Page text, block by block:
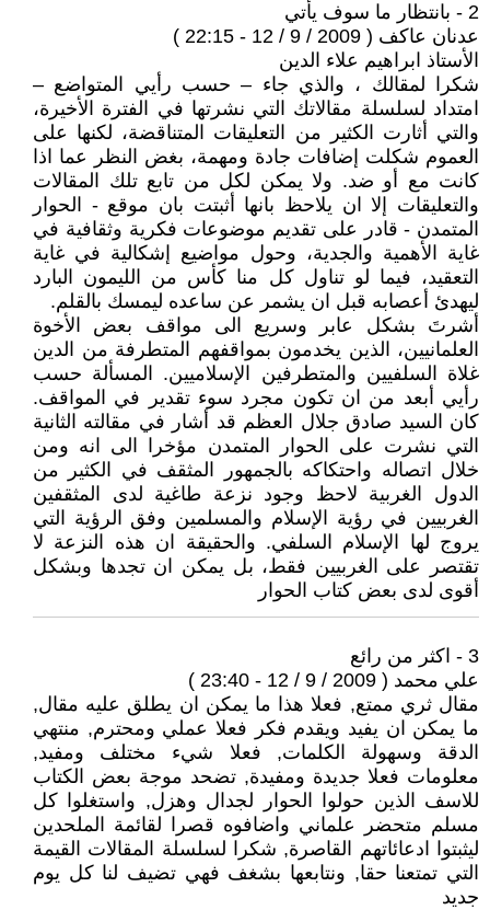
2 - بانتظار ما سوف يأتي
عدنان عاكف ( 2009 / 9 / 12 - 22:15 )
الأستاذ ابراهيم علاء الدين
شكرا لمقالك ، والذي جاء – حسب رأيي المتواضع –
امتداد لسلسلة مقالاتك التي نشرتها في الفترة الأخيرة،
والتي أثارت الكثير من التعليقات المتناقضة، لكنها على
العموم شكلت إضافات جادة ومهمة، بغض النظر عما اذا
كانت مع أو ضد. ولا يمكن لكل من تابع تلك المقالات
والتعليقات إلا ان يلاحظ بانها أثبتت بان موقع - الحوار
المتمدن - قادر على تقديم موضوعات فكرية وثقافية في
غاية الأهمية والجدية، وحول مواضيع إشكالية في غاية
التعقيد، فيما لو تناول كل منا كأس من الليمون البارد
ليهدئ أعصابه قبل ان يشمر عن ساعده ليمسك بالقلم.
أشرتَ بشكل عابر وسريع الى مواقف بعض الأخوة
العلمانيين، الذين يخدمون بمواقفهم المتطرفة من الدين
غلاة السلفيين والمتطرفين الإسلاميين. المسألة حسب
رأيي أبعد من ان تكون مجرد سوء تقدير في المواقف.
كان السيد صادق جلال العظم قد أشار في مقالته الثانية
التي نشرت على الحوار المتمدن مؤخرا الى انه ومن
خلال اتصاله واحتكاكه بالجمهور المثقف في الكثير من
الدول الغربية لاحظ وجود نزعة طاغية لدى المثقفين
الغربيين في رؤية الإسلام والمسلمين وفق الرؤية التي
يروج لها الإسلام السلفي. والحقيقة ان هذه النزعة لا
تقتصر على الغربيين فقط، بل يمكن ان تجدها وبشكل
أقوى لدى بعض كتاب الحوار
3 - اكثر من رائع
علي محمد ( 2009 / 9 / 12 - 23:40 )
مقال ثري ممتع, فعلا هذا ما يمكن ان يطلق عليه مقال,
ما يمكن ان يفيد ويقدم فكر فعلا عملي ومحترم, منتهي
الدقة وسهولة الكلمات, فعلا شيء مختلف ومفيد,
معلومات فعلا جديدة ومفيدة, تضحد موجة بعض الكتاب
للاسف الذين حولوا الحوار لجدال وهزل, واستغلوا كل
مسلم متحضر علماني واضافوه قصرا لقائمة الملحدين
ليثبتوا ادعائاتهم القاصرة, شكرا لسلسلة المقالات القيمة
التي تمتعنا حقا, ونتابعها بشغف فهي تضيف لنا كل يوم
جديد